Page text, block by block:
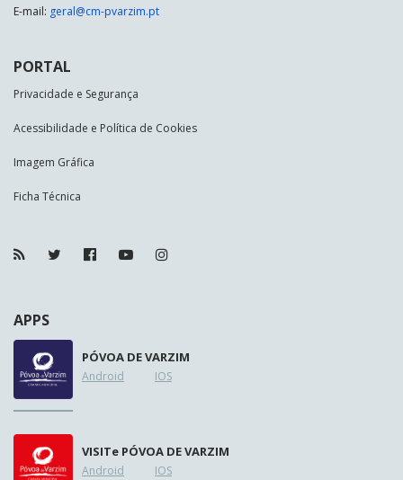
E-mail: geral@cm-pvarzim.pt
PORTAL
Privacidade e Segurança
Acessibilidade e Política de Cookies
Imagem Gráfica
Ficha Técnica
APPS
PÓVOA DE VARZIM
Android IOS
VISITe PÓVOA DE VARZIM
Android IOS